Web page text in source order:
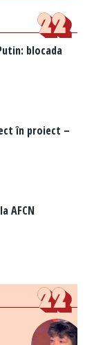
blocada
în proiect –
AFCN